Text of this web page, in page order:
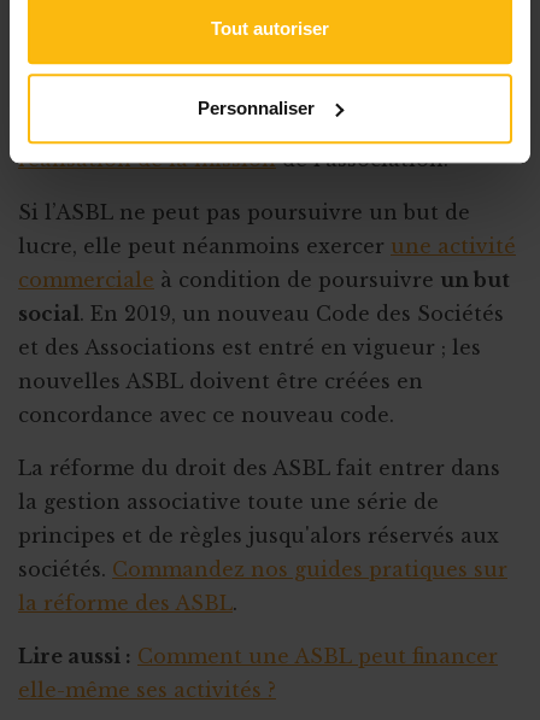
Tout autoriser
Personnaliser
Pas d’enrichissement des membres
Contrairement à la société commerciale, l’ASBL
Les fonds collectés sont réinvestis dans
réalisation de la missionde l'association.
Si l’ASBL ne peut pas poursuivre un but de
lucre, elle peut néanmoins exercer une activité
commerciale à condition de poursuivre un but
social . En 2019, un nouveau Code des Sociétés
et des Associations est entré en vigueur ; les
nouvelles ASBL doivent être créées en
concordance avec ce nouveau code.
La réforme du droit des ASBL fait entrer dans
la gestion associative toute une série de
principes et de règles jusqu'alors réservés aux
sociétés. Commandez nos guides pratiques sur
la réforme des ASBL.
Lire aussi : Comment une ASBL peut financer
elle-même ses activités ?